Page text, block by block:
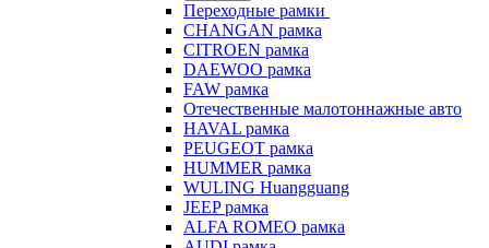
Переходные рамки
CHANGAN рамка
CITROEN рамка
DAEWOO рамка
FAW рамка
Отечественные малотоннажные авто
HAVAL рамка
PEUGEOT рамка
HUMMER рамка
WULING Huangguang
JEEP рамка
ALFA ROMEO рамка